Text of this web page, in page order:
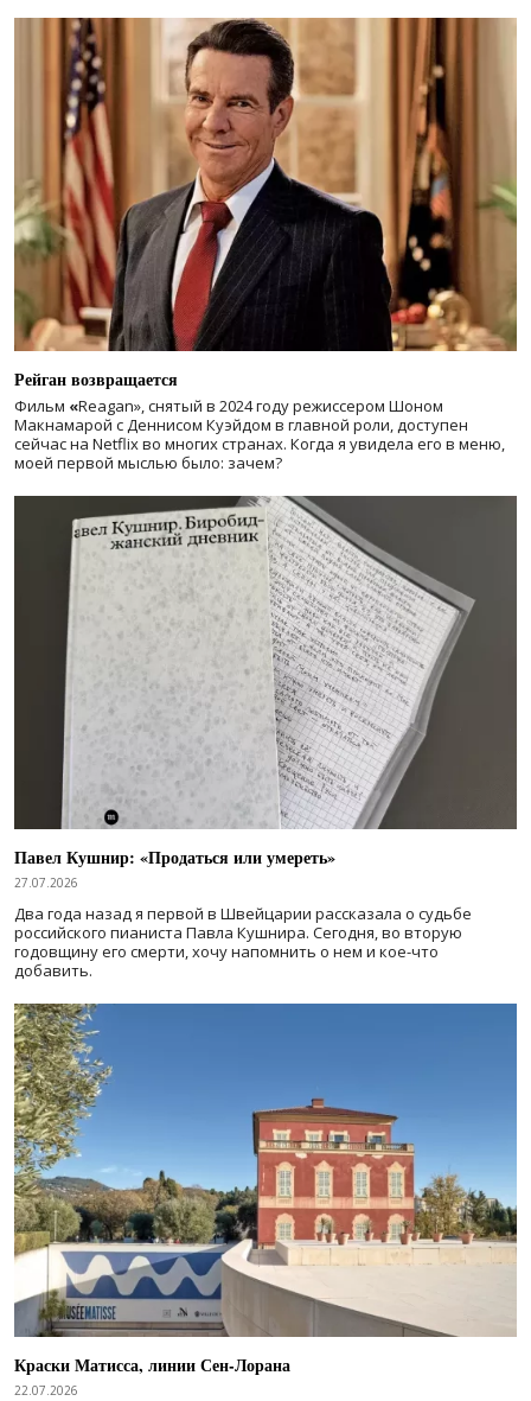
Рейган возвращается
Фильм «Reagan», снятый в 2024 годурежиссером Шоном
Макнамарой с Деннисом Куэйдом в главной роли, доступен
сейчас на Netflix во многих странах. Когда я увидела его в меню,
моей первой мыслью было: зачем?
Павел Кушнир: «Продаться или умереть»
27.07.2026
Два года назад я первой в Швейцарии рассказала о судьбе
российского пианиста Павла Кушнира. Сегодня, во вторую
годовщину его смерти, хочу напомнить о нем и кое-что
добавить.
Краски Матисса, линии Сен-Лорана
22.07.2026